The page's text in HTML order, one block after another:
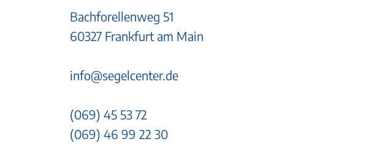
Bachforellenweg 51
60327 Frankfurt am Main
info@segelcenter.de
(069) 45 53 72
(069) 46 99 22 30